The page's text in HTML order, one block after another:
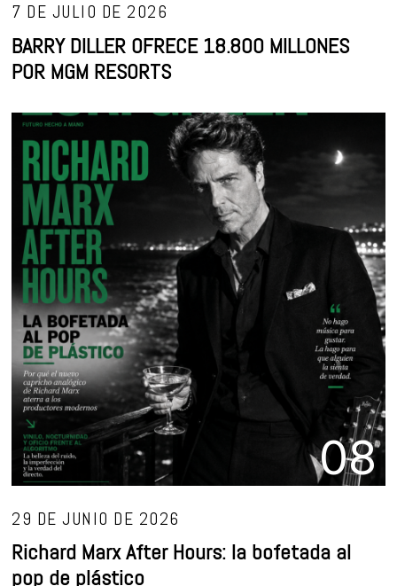
7 DE JULIO DE 2026
BARRY DILLER OFRECE 18.800 MILLONES
POR MGM RESORTS
08
29 DE JUNIO DE 2026
Richard Marx After Hours: la bofetada al
pop de plástico